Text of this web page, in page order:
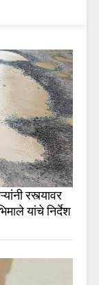
रस्त्यावर
यांचे निर्देश